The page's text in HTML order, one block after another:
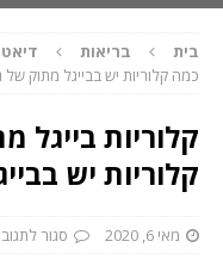
בית בריאות
כמה קלוריות יש בבייגל מתוק של
קלוריות בייגל
קלוריות יש
מאי 6, 2020 סגור